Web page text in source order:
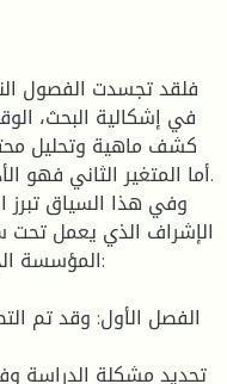
فلقد تجسدت الفصول
في إشكالية البحث،
كشف ماهية وتحليل
أما المتغير الثاني
وفي هذا السياق تبرز
الإشراف الذي يعمل
المؤسسة
الفصل الأول: وقد تم